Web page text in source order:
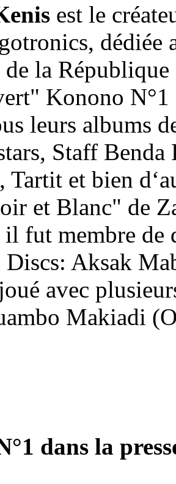
est le
de la
Konono N°1
leurs albums
Staff
Tartit et bien
et Blanc" de
fut membre de
Discs: Aksak
avec
Makiadi
dans la